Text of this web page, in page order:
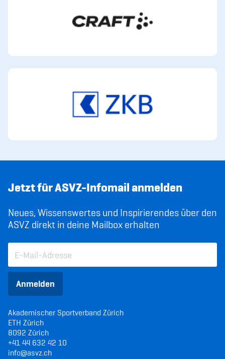
Jetzt für ASVZ-Infomail anmelden
Neues, Wissenswertes und Inspirierendes über den
ASVZ direkt in deine Mailbox erhalten
Anmelden
Akademischer Sportverband Zürich
ETH Zürich
8092 Zürich
+41 44 632 42 10
info@asvz.ch